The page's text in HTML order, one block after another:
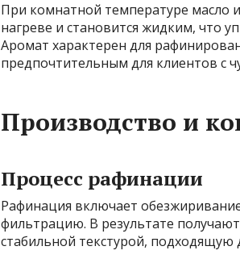
При комнатной температуре масло
нагреве и становится жидким, что
Аромат характерен для
предпочтительным для клиентов с
Производство и
Процесс рафинации
Рафинация включает
фильтрацию. В результате
стабильной текстурой, подходящую